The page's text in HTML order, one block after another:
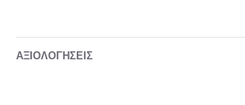
ΑΞΙΟΛΟΓΉΣΕΙΣ